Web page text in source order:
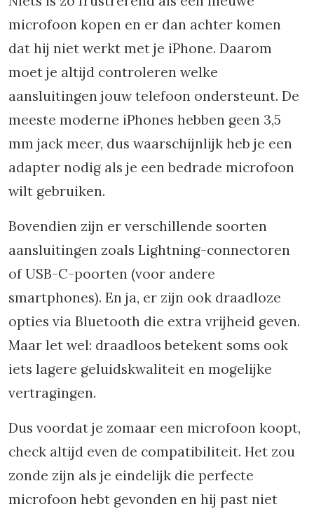
microfoon kopen en er dan achter komen
dat hij niet werkt met je iPhone. Daarom
moet je altijd controleren welke
aansluitingen jouw telefoon ondersteunt. De
meeste moderne iPhones hebben geen 3,5
mm jack meer, dus waarschijnlijk heb je een
adapter nodig als je een bedrade microfoon
wilt gebruiken.
Bovendien zijn er verschillende soorten
aansluitingen zoals Lightning-connectoren
of USB-C-poorten (voor andere
smartphones). En ja, er zijn ook draadloze
opties via Bluetooth die extra vrijheid geven.
Maar let wel: draadloos betekent soms ook
iets lagere geluidskwaliteit en mogelijke
vertragingen.
Dus voordat je zomaar een microfoon koopt,
check altijd even de compatibiliteit. Het zou
zonde zijn als je eindelijk die perfecte
microfoon hebt gevonden en hij past niet